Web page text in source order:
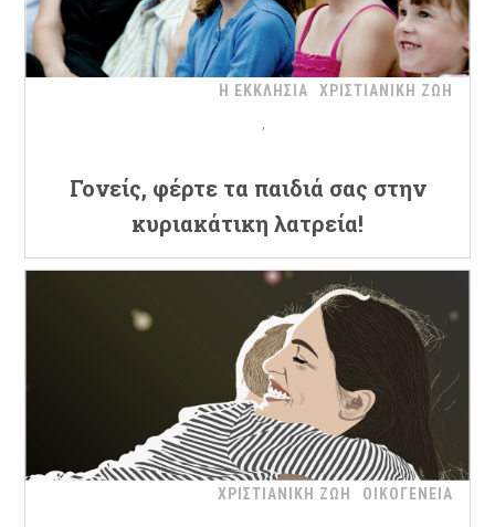
Η ΕΚΚΛΗΣΙΑ ΧΡΙΣΤΙΑΝΙΚΗ ΖΩΗ
Γονείς, φέρτε τα παιδιά σας στην
κυριακάτικη λατρεία!
ΧΡΙΣΤΙΑΝΙΚΗ ΖΩΗ ΟΙΚΟΓΕΝΕΙΑ